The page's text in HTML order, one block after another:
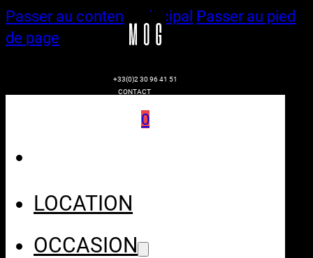
Passer au contenu principal Passer au pied
de page
+33(0)2 30 96 41 51
CONTACT
0
LOCATION
OCCASION